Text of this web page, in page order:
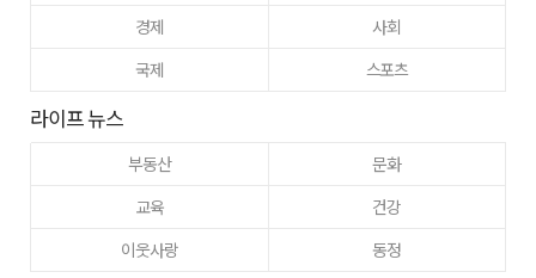
경제
사회
국제
스포츠
라이프 뉴스
부동산
문화
교육
건강
이웃사랑
동정